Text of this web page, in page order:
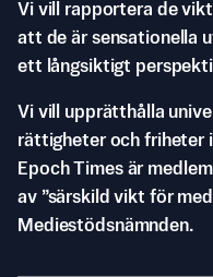
Vi vill rapportera de
att de är sensationella
ett långsiktigt
Vi vill upprätthålla
rättigheter och friheter
Epoch Times är
av ”särskild vikt för
Mediestödsnämnden.